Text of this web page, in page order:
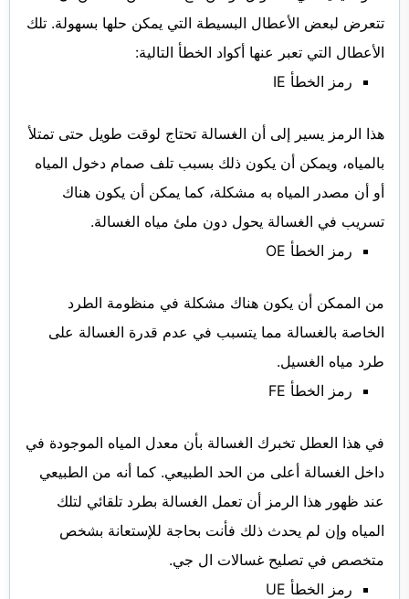
تتعرض لبعض الأعطال البسيطة التي يمكن حلها بسهولة. تلك
الأعطال التي تعبر عنها أكواد الخطأ التالية:
رمز الخطأ IE
هذا الرمز يسير إلى أن الغسالة تحتاج لوقت طويل حتى تمتلأ
بالمياه، ويمكن أن يكون ذلك بسبب تلف صمام دخول المياه
أو أن مصدر المياه به مشكلة، كما يمكن أن يكون هناك
تسريب في الغسالة يحول دون ملئ مياه الغسالة.
رمز الخطأ OE
من الممكن أن يكون هناك مشكلة في منظومة الطرد
الخاصة بالغسالة مما يتسبب في عدم قدرة الغسالة على
طرد مياه الغسيل.
رمز الخطأ FE
في هذا العطل تخبرك الغسالة بأن معدل المياه الموجودة في
داخل الغسالة أعلى من الحد الطبيعي. كما أنه من الطبيعي
عند ظهور هذا الرمز أن تعمل الغسالة بطرد تلقائي لتلك
المياه وإن لم يحدث ذلك فأنت بحاجة للإستعانة بشخص
متخصص في تصليح غسالات ال جي.
رمز الخطأ UE